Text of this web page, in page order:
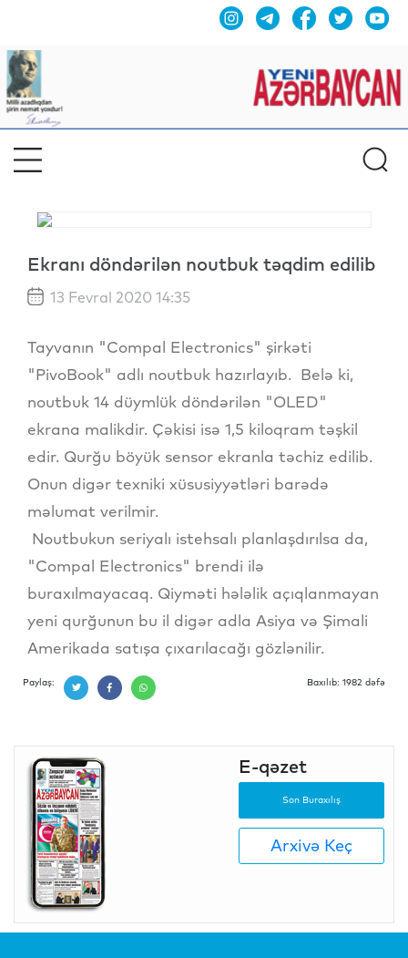
Ekranı döndərilən noutbuk təqdim edilib
13 Fevral 2020 14:35
Tayvanın "Compal Electronics" şirkəti
"PivoBook" adlı noutbuk hazırlayıb. Belə ki,
noutbuk 14 düymlük döndərilən "OLED"
ekrana malikdir. Çəkisi isə 1,5 kiloqram təşkil
edir. Qurğu böyük sensor ekranla təchiz edilib.
Onun digər texniki xüsusiyyətləri barədə
məlumat verilmir.
Noutbukun seriyalı istehsalı planlaşdırılsa da,
"Compal Electronics" brendi ilə
buraxılmayacaq. Qiyməti hələlik açıqlanmayan
yeni qurğunun bu il digər adla Asiya və Şimali
Amerikada satışa çıxarılacağı gözlənilir.
Paylaş: Baxılıb: 1982 dəfə
E-qəzet
Son Buraxılış
Arxivə Keç